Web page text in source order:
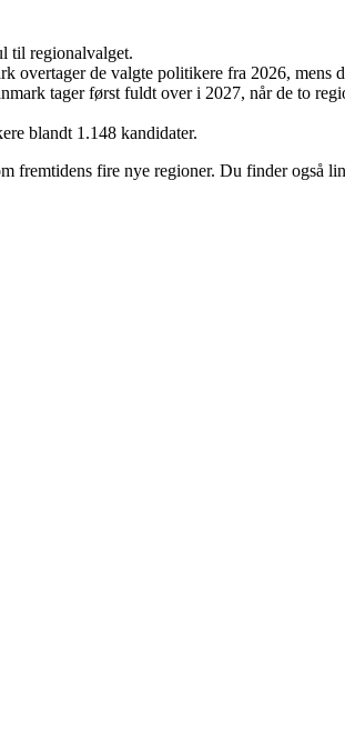
til regionalvalget.
de valgte politikere fra 2026, mens
tager først fuldt over i 2027, når de to
blandt 1.148 kandidater.
fremtidens fire nye regioner. Du finder også